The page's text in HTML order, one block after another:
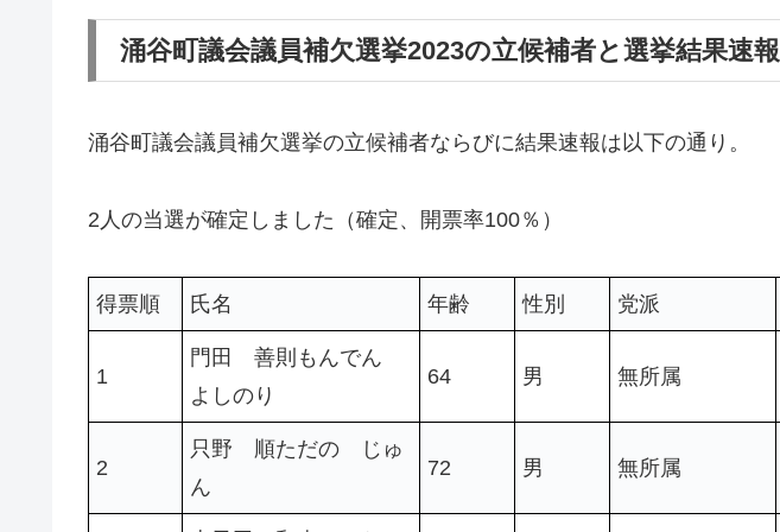
涌谷町議会議員補欠選挙2023の立候補者と選挙結果速報
涌谷町議会議員補欠選挙の立候補者ならびに結果速報は以下の通り。
2人の当選が確定しました（確定、開票率100％）
得票順 氏名 年齢 性別 党派
1
門田 善則もんでん
よしのり
64 男 無所属
2
只野 順ただの じゅ
ん
72 男 無所属